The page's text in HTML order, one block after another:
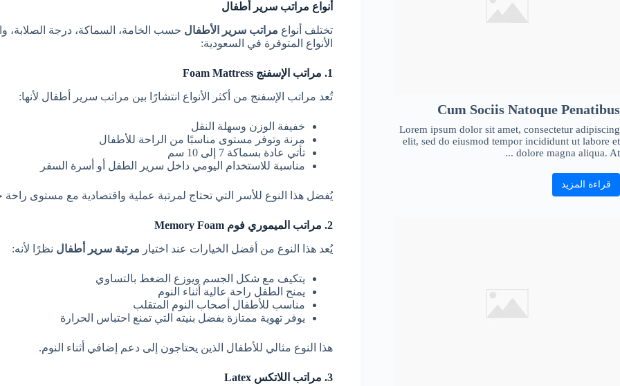
أنواع مراتب سرير أطفال
تختلف أنواع مراتب سرير الأطفال حسب الخامة، السماكة، درجة
الأنواع المتوفرة في السعودية:
1. مراتب الإسفنج Foam Mattress
تُعد مراتب الإسفنج من أكثر الأنواع انتشارًا بين مراتب سرير أطفال لأنها:
خفيفة الوزن وسهلة النقل
مرنة وتوفر مستوى مناسبًا من الراحة للأطفال
تأتي عادة بسماكة 7 إلى 10 سم
مناسبة للاستخدام اليومي داخل سرير الطفل أو أسرة السفر
يُفضل هذا النوع للأسر التي تحتاج لمرتبة عملية واقتصادية مع مستوى راحة
2. مراتب الميموري فوم Memory Foam
يُعد هذا النوع من أفضل الخيارات عند اختيار مرتبة سرير أطفال نظرًا لأنه:
يتكيف مع شكل الجسم ويوزع الضغط بالتساوي
يمنح الطفل راحة عالية أثناء النوم
مناسب للأطفال أصحاب النوم المتقلب
يوفر تهوية ممتازة بفضل بنيته التي تمنع احتباس الحرارة
هذا النوع مثالي للأطفال الذين يحتاجون إلى دعم إضافي أثناء النوم.
3. مراتب اللاتكس Latex
Cum Sociis Natoque Penatibus
Lorem ipsum dolor sit amet, consectetur adipiscing
elit, sed do eiusmod tempor incididunt ut labore et
dolore magna aliqua. At ...
قراءة المزيد